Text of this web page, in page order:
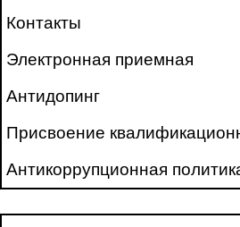
Контакты
Электронная приемная
Антидопинг
Присвоение
Антикоррупционная